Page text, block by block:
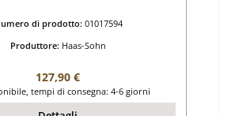
di prodotto: 01017594
Produttore: Haas-Sohn
Prezzo normale:
127,90 €
tempi di consegna: 4-6 giorni